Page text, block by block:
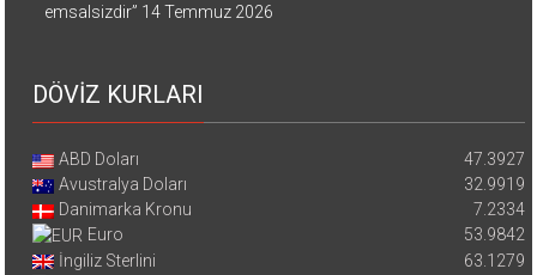
emsalsizdir” 14 Temmuz 2026
DÖVİZ KURLARI
ABD Doları
47.3927
Avustralya Doları
32.9919
Danimarka Kronu
7.2334
Euro
53.9842
İngiliz Sterlini
63.1279